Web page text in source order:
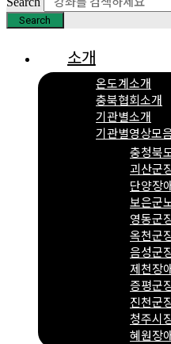
Search
소개
온도계소개
충북협회소개
기관별소개
기관별영상모
충청북
괴산군
단양장
보은군
영동군
옥천군
음성군
제천장
증평군
진천군
청주시
혜원장